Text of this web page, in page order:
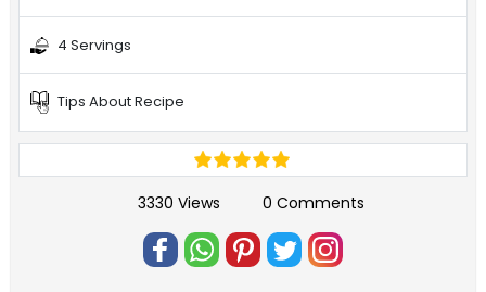
4 Servings
Tips About Recipe
3330 Views 0 Comments